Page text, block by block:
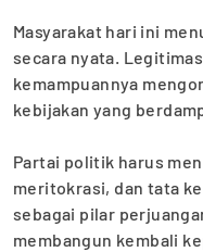
‎Masyarakat hari ini
secara nyata.
kemampuannya
kebijakan yang
‎Partai politik harus
meritokrasi, dan tata
sebagai pilar
membangun kembali